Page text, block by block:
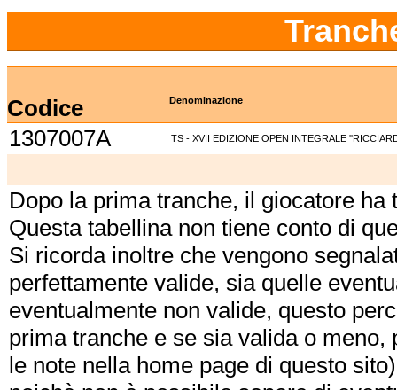
Codice Denominazione
1307007A TS - XVII EDIZIONE OPEN INTEGRALE
Dopo la prima tranche, il giocatore
Questa tabellina non tiene conto di
Si ricorda inoltre che vengono
perfettamente valide, sia quelle
eventualmente non valide, questo
prima tranche e se sia valida o
le note nella home page di questo